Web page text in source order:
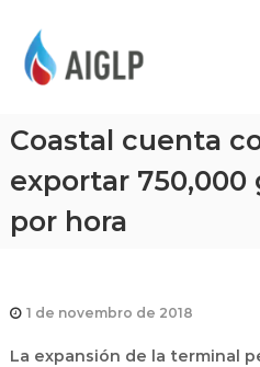
P
Coastal cuenta
exportar 750,000
por hora
1 de novembro de 2018
La expansión de la terminal